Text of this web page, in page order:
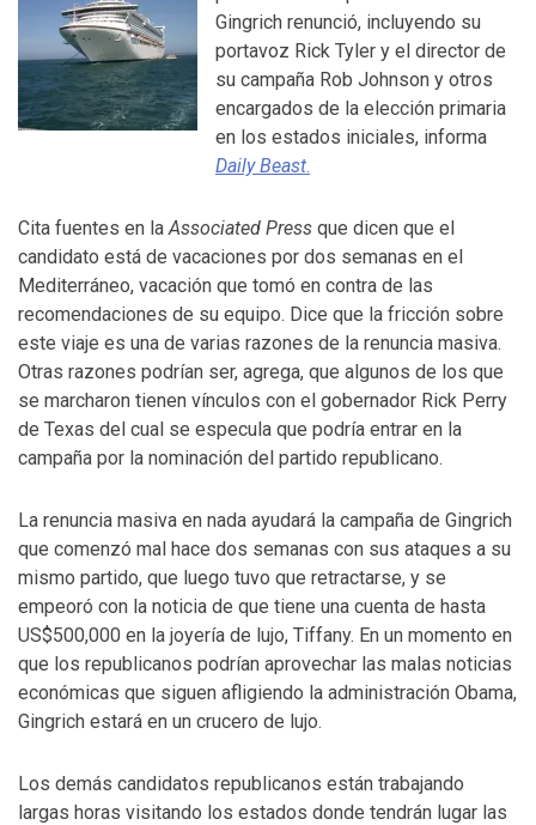
Gingrich renunció, incluyendo su
portavoz Rick Tyler y el director de
su campaña Rob Johnson y otros
encargados de la elección primaria
en los estados iniciales, informa
Daily Beast.
Cita fuentes en laAssociated Press que dicen que el
candidato está de vacaciones por dos semanas en el
Mediterráneo, vacación que tomó en contra de las
recomendaciones de su equipo. Dice que la fricción sobre
este viaje es una de varias razones de la renuncia masiva.
Otras razones podrían ser, agrega, que algunos de los que
se marcharon tienen vínculos con el gobernador Rick Perry
de Texas del cual se especula que podría entrar en la
campaña por la nominación del partido republicano.
La renuncia masiva en nada ayudará la campaña de Gingrich
que comenzó mal hace dos semanas con sus ataques a su
mismo partido, que luego tuvo que retractarse, y se
empeoró con la noticia de que tiene una cuenta de hasta
US$500,000 en la joyería de lujo, Tiffany. En un momento en
que los republicanos podrían aprovechar las malas noticias
económicas que siguen afligiendo la administración Obama,
Gingrich estará en un crucero de lujo.
Los demás candidatos republicanos están trabajando
largas horas visitando los estados donde tendrán lugar las